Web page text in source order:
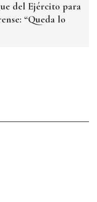
del Ejército para
“Queda lo